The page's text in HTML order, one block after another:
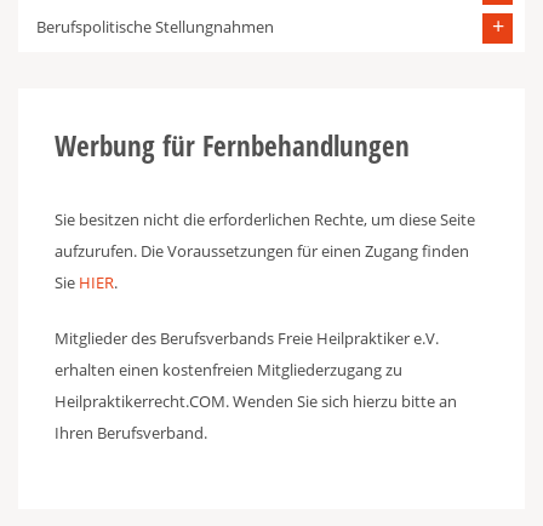
Berufspolitische Stellungnahmen
Werbung für Fernbehandlungen
Sie besitzen nicht die erforderlichen Rechte, um diese Seite
aufzurufen. Die Voraussetzungen für einen Zugang finden
Sie HIER.
Mitglieder des Berufsverbands Freie Heilpraktiker e.V.
erhalten einen kostenfreien Mitgliederzugang zu
Heilpraktikerrecht.COM. Wenden Sie sich hierzu bitte an
Ihren Berufsverband.